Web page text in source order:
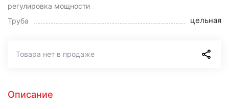
регулировка мощности
Труба цельная
Товара нет в продаже
Описание